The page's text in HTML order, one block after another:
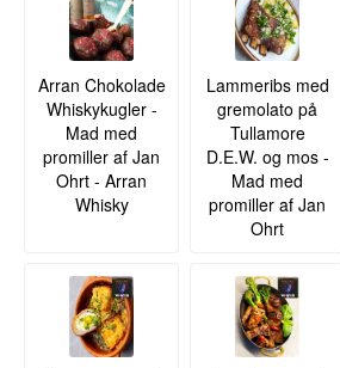
Arran Chokolade
Whiskykugler -
Mad med
promiller af Jan
Ohrt - Arran
Whisky
Lammeribs med
gremolato på
Tullamore
D.E.W. og mos -
Mad med
promiller af Jan
Ohrt